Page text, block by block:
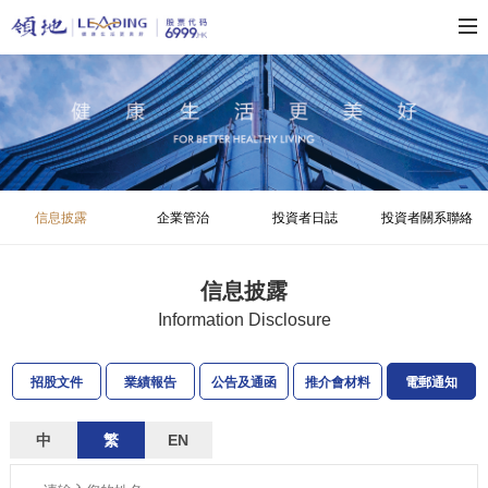
信息披露 企業管治 投資者日誌 投資者關系聯絡
信息披露
Information Disclosure
招股文件 業績報告 公告及通函 推介會材料 電郵通知
中 繁 EN